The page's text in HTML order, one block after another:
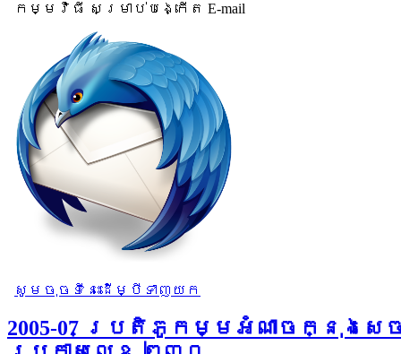
កម្មវិធី សម្រាប់បង្កើត E-mail
សូមចុចទីនេះដើម្បីទាញយក
2005-07 ប្រតិភូកម្មអំណាចក្នុងស